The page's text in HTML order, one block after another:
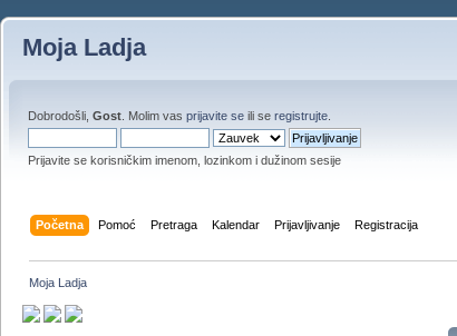
Moja Ladja
Dobrodošli, Gost . Molim vas prijavite se ili se registrujte
Prijavite se korisničkim imenom, lozinkom i dužinom sesije
Početna Pomoć Pretraga Kalendar Prijavljivanje Registracija
Moja Ladja